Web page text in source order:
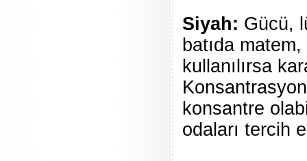
Siyah: Gücü,
batıda
kullanılırsa
konsantre
odaları tercih